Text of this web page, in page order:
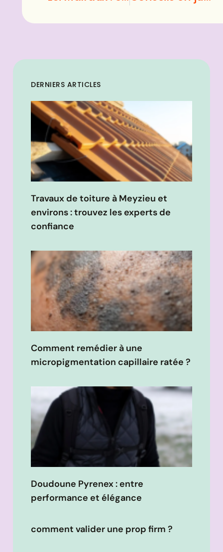
DERNIERS ARTICLES
Travaux de toiture à Meyzieu et
environs : trouvez les experts de
confiance
Comment remédier à une
micropigmentation capillaire ratée ?
Doudoune Pyrenex : entre
performance et élégance
comment valider une prop firm ?